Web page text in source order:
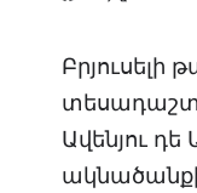
Ավենյու